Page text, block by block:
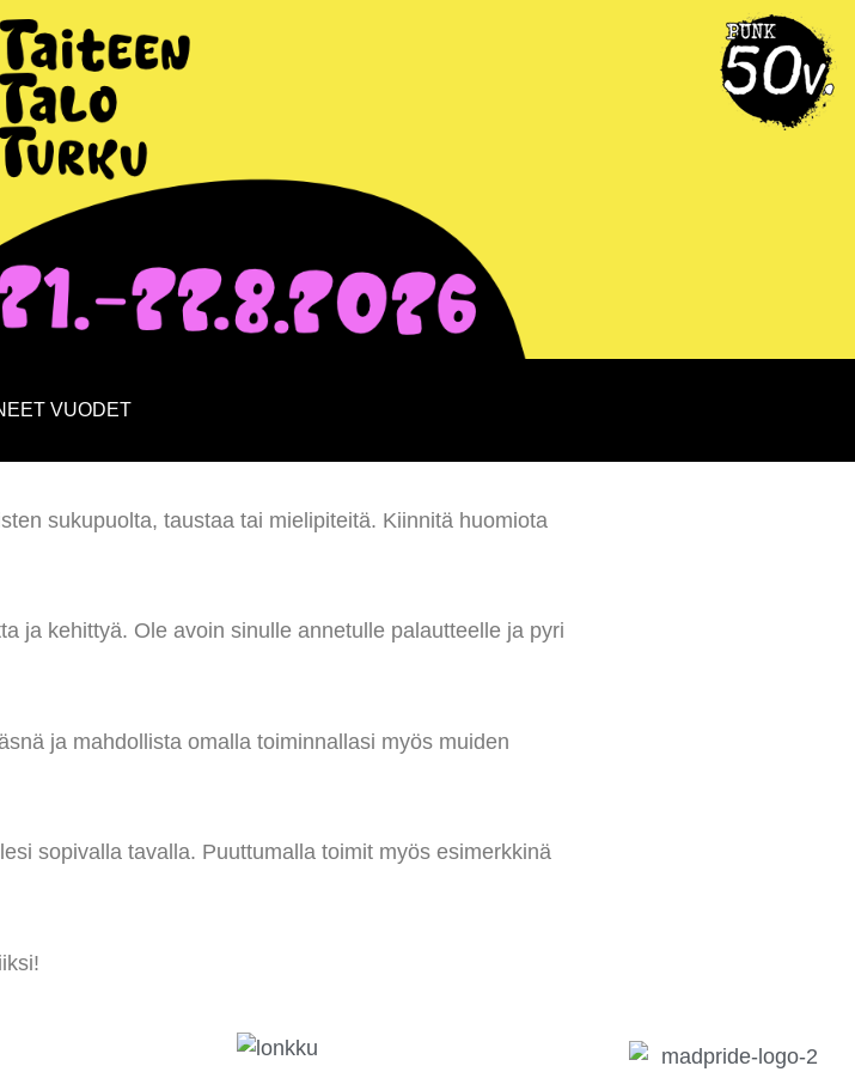
VUODET
sukupuolta, taustaa tai mielipiteitä. Kiinnitä huomiota
ja kehittyä. Ole avoin sinulle annetulle palautteelle ja pyri
ja mahdollista omalla toiminnallasi myös muiden
sopivalla tavalla. Puuttumalla toimit myös esimerkkinä